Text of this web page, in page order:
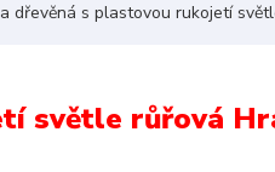
dřevěná s plastovou rukojetí
světle růřová